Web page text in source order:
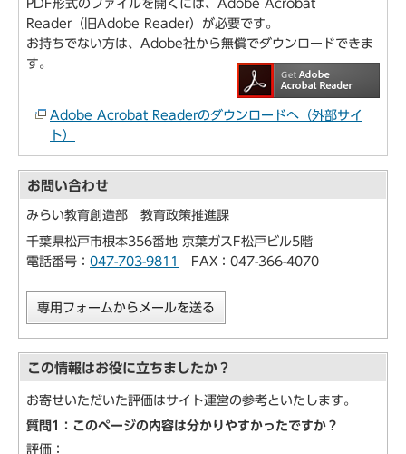
PDF形式のファイルを開くには、Adobe Acrobat
Reader（旧Adobe Reader）が必要です。
お持ちでない方は、Adobe社から無償でダウンロードできま
す。
Adobe Acrobat Readerのダウンロードへ（外部サイ
ト）
お問い合わせ
みらい教育創造部 教育政策推進課
千葉県松戸市根本356番地 京葉ガスF松戸ビル5階
電話番号： 047-703-9811 FAX：047-366-4070
専用フォームからメールを送る
この情報はお役に立ちましたか？
お寄せいただいた評価はサイト運営の参考といたします。
質問1：このページの内容は分かりやすかったですか？
評価：